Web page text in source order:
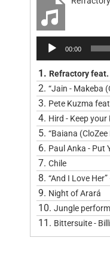
Reprodutor
00:00
1. Refractory feat.
2. “Jain - Makeba
3. Pete Kuzma
4. Hird - Keep your
5. “Baiana (CloZee
6. Paul Anka - Put
7. Chile
8. “And I Love Her”
9. Night of Arará
10. Jungle
11. Bittersuite -